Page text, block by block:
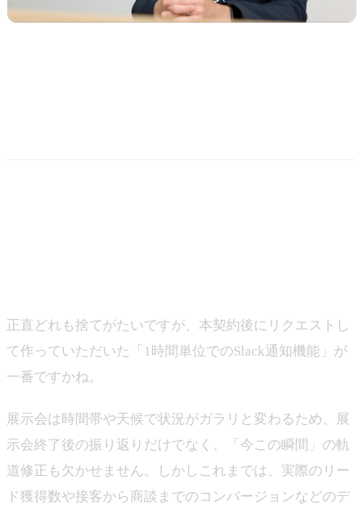
正直どれも捨てがたいですが、本契約後にリクエストし
て作っていただいた「1時間単位でのSlack通知機能」が
一番ですかね。
展示会は時間帯や天候で状況がガラリと変わるため、展
示会終了後の振り返りだけでなく、「今この瞬間」の軌
道修正も欠かせません。しかしこれまでは、実際のリー
ド獲得数や接客から商談までのコンバージョンなどのデ